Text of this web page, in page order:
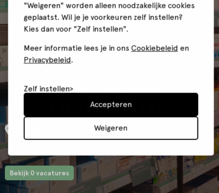
"Weigeren" worden alleen noodzakelijke cookies
geplaatst. Wil je je voorkeuren zelf instellen?
Kies dan voor "Zelf instellen".
Meer informatie lees je in ons Cookiebeleid en
Privacybeleid.
Zelf instellen
Weigeren
Accepteren
ETOS-6052-
OISTERWIJK
Dorpsstraat 30, Oisterwijk
Bekijk 0 vacatures